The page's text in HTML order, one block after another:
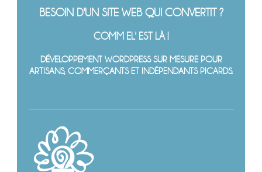
BESOIN D'UN SITE WEB QUI CONVERTIT ?
COMM EL' EST LÀ !
DÉVELOPPEMENT WORDPRESS SUR MESURE POUR
ARTISANS, COMMERÇANTS ET INDÉPENDANTS PICARDS.